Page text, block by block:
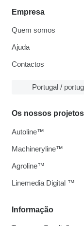
Empresa
Quem somos
Ajuda
Contactos
Portugal /
Informação
Os nossos projetos
Autoline™
Machineryline™
Agroline™
Linemedia Digital ™